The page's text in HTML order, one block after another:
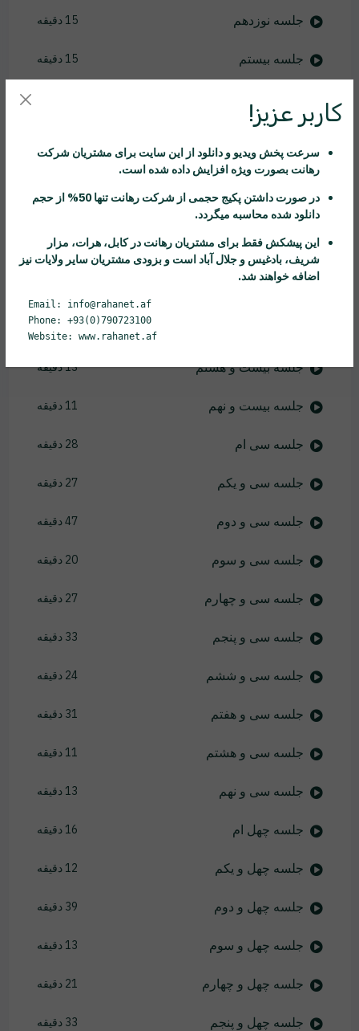
جلسه نوزدهم 15 دقیقه
جلسه بیستم 15 دقیقه
جلسه بیست و سوم
جلسه بیست و چهارم
جلسه بیست و پنجم 43 دقیقه
19 دقیقه
جلسه بیست و هشتم 13 دقیقه
جلسه بیست و نهم 11 دقیقه
جلسه سی ام 28 دقیقه
جلسه سی و یکم 27 دقیقه
جلسه سی و دوم 47 دقیقه
جلسه سی و سوم 20 دقیقه
جلسه سی و چهارم 27 دقیقه
جلسه سی و پنجم 33 دقیقه
جلسه سی و ششم 24 دقیقه
جلسه سی و هفتم 31 دقیقه
جلسه سی و هشتم 11 دقیقه
جلسه سی و نهم 13 دقیقه
جلسه چهل ام 16 دقیقه
جلسه چهل و یکم 12 دقیقه
جلسه چهل و دوم 39 دقیقه
جلسه چهل و سوم 13 دقیقه
جلسه چهل و چهارم 21 دقیقه
جلسه چهل و پنجم 33 دقیقه
کاربر عزیز!
سرعت پخش ویدیو و دانلود از این سایت برای مشتریان شرکت
رهانت بصورت ویژه افزایش داده شده است.
در صورت داشتن پکیج حجمی از شرکت رهانت
تنها 50% از حجم
دانلود شده محاسبه میگردد.
این پیشکش فقط برای مشتریان رهانت در کابل، هرات، مزار
شریف، بادغیس و جلال آباد است و بزودی مشتریان سایر ولایات نیز
اضافه خواهند شد.
Email: info@rahanet.af
Phone: +93(0)790723100
Website: www.rahanet.af